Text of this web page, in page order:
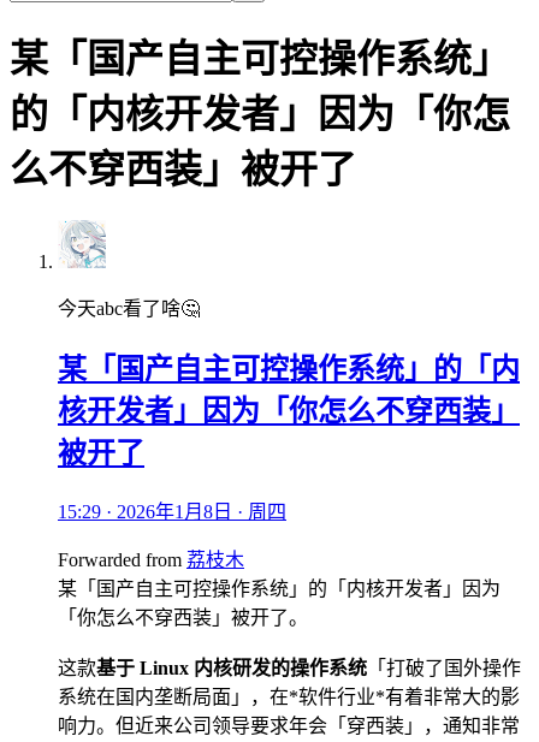
某「国产自主可控操作系统」
的「内核开发者」因为「你怎
么不穿西装」被开了
今天abc看了啥🤔
某「国产自主可控操作系统」的「内
核开发者」因为「你怎么不穿西装」
被开了
15:29 · 2026年1月8日 · 周四
Forwarded from 荔枝木
某「国产自主可控操作系统」的「内核开发者」因为
「你怎么不穿西装」被开了。
这款基于 Linux 内核研发的操作系统 「打破了国外操作
系统在国内垄断局面」，在*软件行业*有着非常大的影
响力。但近来公司领导要求年会「穿西装」，通知非常